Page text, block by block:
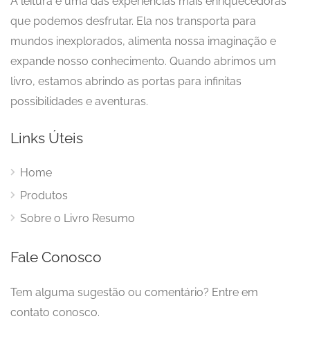
que podemos desfrutar. Ela nos transporta para
mundos inexplorados, alimenta nossa imaginação e
expande nosso conhecimento. Quando abrimos um
livro, estamos abrindo as portas para infinitas
possibilidades e aventuras.
Links Úteis
Home
Produtos
Sobre o Livro Resumo
Fale Conosco
Tem alguma sugestão ou comentário? Entre em
contato conosco.